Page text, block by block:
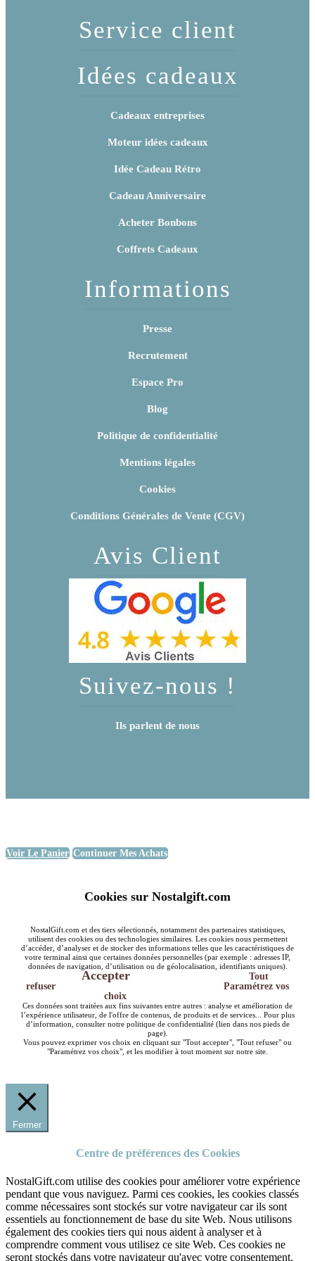
Service client
Idées cadeaux
Cadeaux entreprises
Moteur idées cadeaux
Idée Cadeau Rétro
Cadeau Anniversaire
Acheter Bonbons
Coffrets Cadeaux
Informations
Presse
Recrutement
Espace Pro
Blog
Politique de confidentialité
Mentions légales
Cookies
Conditions Générales de Vente (CGV)
Avis Client
Suivez-nous !
Ils parlent de nous
Voir Le Panier Continuer Mes Achats
Cookies sur Nostalgift.com
NostalGift.com et des tiers sélectionnés, notamment des partenaires statistiques,
utilisent des cookies ou des technologies similaires. Les cookies nous permettent
d’accéder, d’analyser et de stocker des informations telles que les caractéristiques de
votre terminal ainsi que certaines données personnelles (par exemple : adresses IP,
données de navigation, d’utilisation ou de géolocalisation, identifiants uniques).
Accepter
Tout
refuser
Paramétrez vos
choix
Ces données sont traitées aux fins suivantes entre autres : analyse et amélioration de
l’expérience utilisateur, de l'offre de contenus, de produits et de services... Pour plus
d’information, consulter notre politique de confidentialité (lien dans nos pieds de
page).
Vous pouvez exprimer vos choix en cliquant sur "Tout accepter", "Tout refuser" ou
"Paramétrez vos choix", et les modifier à tout moment sur notre site.
Fermer
Centre de préférences des Cookies
NostalGift.com utilise des cookies pour améliorer votre expérience
pendant que vous naviguez. Parmi ces cookies, les cookies classés
comme nécessaires sont stockés sur votre navigateur car ils sont
essentiels au fonctionnement de base du site Web. Nous utilisons
également des cookies tiers qui nous aident à analyser et à
comprendre comment vous utilisez ce site Web. Ces cookies ne
seront stockés dans votre navigateur qu'avec votre consentement.